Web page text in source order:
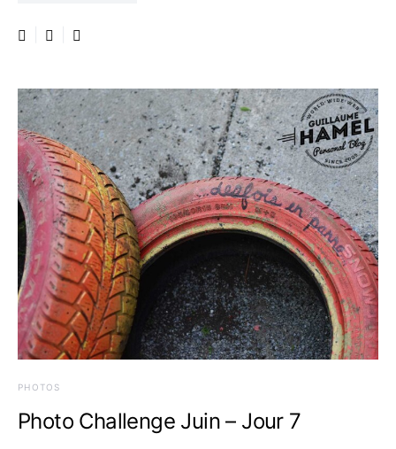
PHOTOS
Photo Challenge Juin – Jour 7